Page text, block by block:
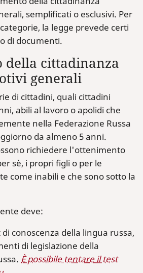
semplificati o esclusivi. Per
la legge prevede certi
di documenti.
della cittadinanza
generali
di cittadini, quali cittadini
abili al lavoro o apolidi che
nella Federazione Russa
da almeno 5 anni.
richiedere l'ottenimento
sè, i propri figli o per le
come inabili e che sono sotto la
deve:
conoscenza della lingua russa,
di legislazione della
È possibile tentare il test